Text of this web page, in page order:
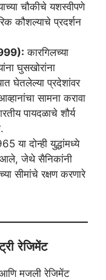
चौकीचे यशस्वीपणे
कौशल्याचे प्रदर्शन
कारगिलच्या
घुसखोरांना
घेतलेल्या प्रदेशांवर
सामना करावा
पायदळाचे शौर्य
या दोन्ही युद्धांमध्ये
आले, जेथे सैनिकांनी
सीमांचे रक्षण करणारे
रेजिमेंट
आणि मजली रेजिमेंट